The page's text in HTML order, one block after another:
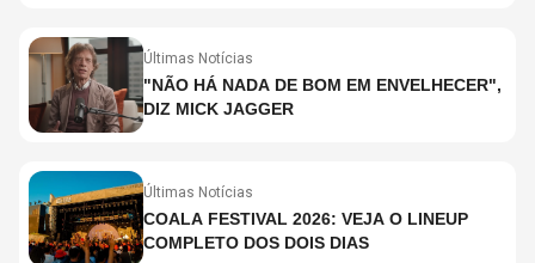
Últimas Notícias
"NÃO HÁ NADA DE BOM EM ENVELHECER",
DIZ MICK JAGGER
Últimas Notícias
COALA FESTIVAL 2026: VEJA O LINEUP
COMPLETO DOS DOIS DIAS